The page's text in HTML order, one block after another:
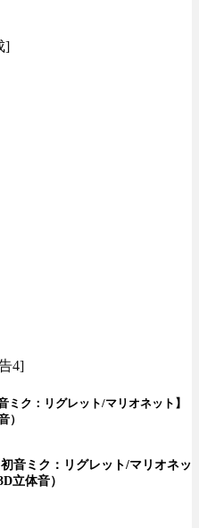
]
4]
ク：リグレット/マリオネット】
）
音ミク：リグレット/マリオネッ
立体音）